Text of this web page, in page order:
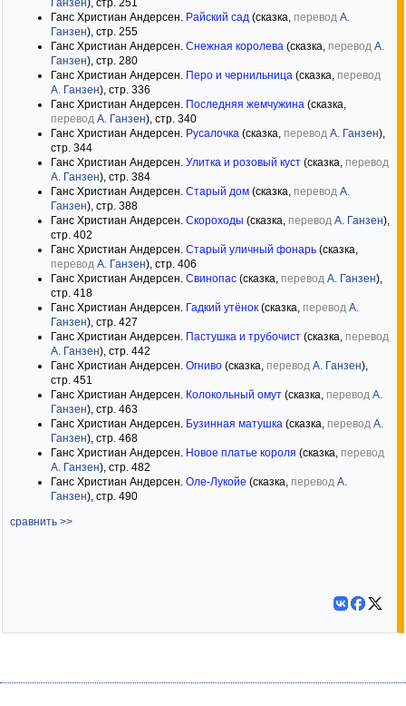
Ганс Христиан Андерсен. Райский сад (сказка, перевод А.
Ганзен), стр. 255
Ганс Христиан Андерсен. Снежная королева (сказка, перевод А.
Ганзен), стр. 280
Ганс Христиан Андерсен. Перо и чернильница (сказка, перевод
А. Ганзен), стр. 336
Ганс Христиан Андерсен. Последняя жемчужина (сказка,
перевод А. Ганзен), стр. 340
Ганс Христиан Андерсен. Русалочка (сказка, перевод А. Ганзен),
стр. 344
Ганс Христиан Андерсен. Улитка и розовый куст (сказка, перевод
А. Ганзен), стр. 384
Ганс Христиан Андерсен. Старый дом (сказка, перевод А.
Ганзен), стр. 388
Ганс Христиан Андерсен. Скороходы (сказка, перевод А. Ганзен),
стр. 402
Ганс Христиан Андерсен. Старый уличный фонарь (сказка,
перевод А. Ганзен), стр. 406
Ганс Христиан Андерсен. Свинопас (сказка, перевод А. Ганзен),
стр. 418
Ганс Христиан Андерсен. Гадкий утёнок (сказка, перевод А.
Ганзен), стр. 427
Ганс Христиан Андерсен. Пастушка и трубочист (сказка, перевод
А. Ганзен), стр. 442
Ганс Христиан Андерсен. Огниво (сказка, перевод А. Ганзен),
стр. 451
Ганс Христиан Андерсен. Колокольный омут (сказка, перевод А.
Ганзен), стр. 463
Ганс Христиан Андерсен. Бузинная матушка (сказка, перевод А.
Ганзен), стр. 468
Ганс Христиан Андерсен. Новое платье короля (сказка, перевод
А. Ганзен), стр. 482
Ганс Христиан Андерсен. Оле-Лукойе (сказка, перевод А.
Ганзен), стр. 490
сравнить >>